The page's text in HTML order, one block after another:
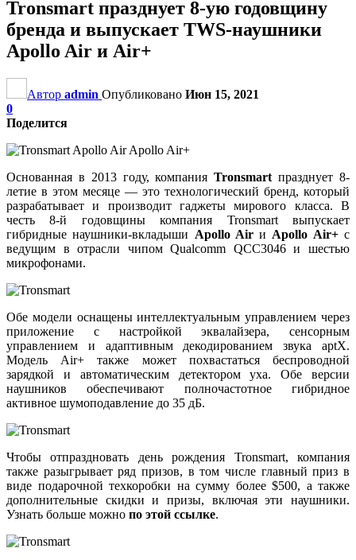
Tronsmart празднует 8-ую годовщину
бренда и выпускает TWS-наушники
Apollo Air и Air+
Автор admin Опубликовано Июн 15, 2021
0
Поделится
Основанная в 2013 году, компанияTronsmart празднует 8-
летие в этом месяце — это технологический бренд, который
разрабатывает и производит гаджеты мирового класса. В
честь 8-й годовщины компания Tronsmart выпускает
гибридные наушники-вкладыши Apollo Airи Apollo Air+с
ведущим в отрасли чипом Qualcomm QCC3046 и шестью
микрофонами.
Обе модели оснащены интеллектуальным управлением через
приложение с настройкой эквалайзера, сенсорным
управлением и адаптивным декодированием звука aptX.
Модель Air+ также может похвастаться беспроводной
зарядкой и автоматическим детектором уха. Обе версии
наушников обеспечивают полночастотное гибридное
активное шумоподавление до 35 дБ.
Чтобы отпраздновать день рождения Tronsmart, компания
также разыгрывает ряд призов, в том числе главный приз в
виде подарочной техкоробки на сумму более $500, а также
дополнительные скидки и призы, включая эти наушники.
Узнать больше можно по этой ссылке.